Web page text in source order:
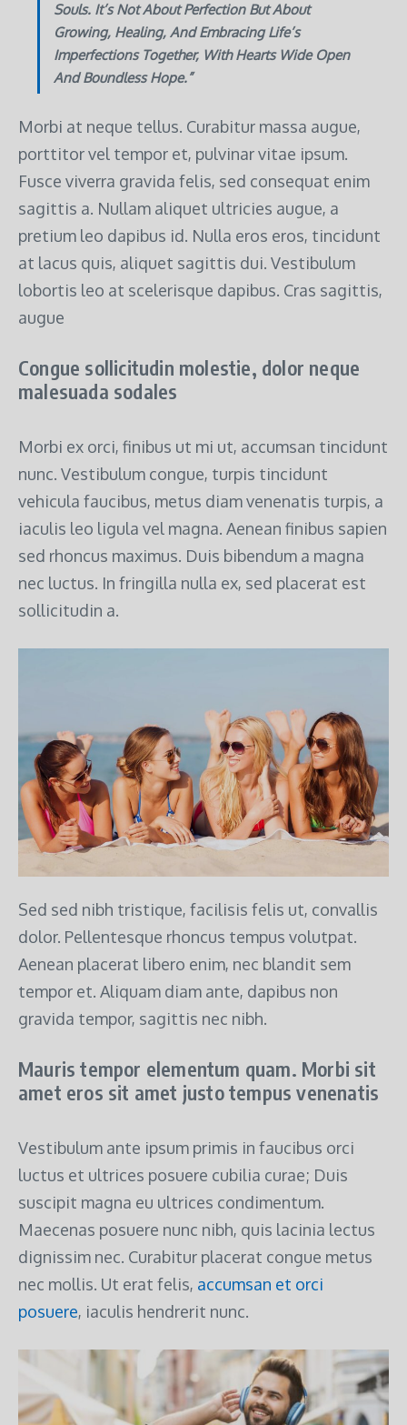
Souls. It’s Not About Perfection But About
Growing, Healing, And Embracing Life’s
Imperfections Together, With Hearts Wide Open
And Boundless Hope.”
Morbi at neque tellus. Curabitur massa augue,
porttitor vel tempor et, pulvinar vitae ipsum.
Fusce viverra gravida felis, sed consequat enim
sagittis a. Nullam aliquet ultricies augue, a
pretium leo dapibus id. Nulla eros eros, tincidunt
at lacus quis, aliquet sagittis dui. Vestibulum
lobortis leo at scelerisque dapibus. Cras sagittis,
augue
Congue sollicitudin molestie, dolor neque
malesuada sodales
Morbi ex orci, finibus ut mi ut, accumsan tincidunt
nunc. Vestibulum congue, turpis tincidunt
vehicula faucibus, metus diam venenatis turpis, a
iaculis leo ligula vel magna. Aenean finibus sapien
sed rhoncus maximus. Duis bibendum a magna
nec luctus. In fringilla nulla ex, sed placerat est
sollicitudin a.
Sed sed nibh tristique, facilisis felis ut, convallis
dolor. Pellentesque rhoncus tempus volutpat.
Aenean placerat libero enim, nec blandit sem
tempor et. Aliquam diam ante, dapibus non
gravida tempor, sagittis nec nibh.
Mauris tempor elementum quam. Morbi sit
amet eros sit amet justo tempus venenatis
Vestibulum ante ipsum primis in faucibus orci
luctus et ultrices posuere cubilia curae; Duis
suscipit magna eu ultrices condimentum.
Maecenas posuere nunc nibh, quis lacinia lectus
dignissim nec. Curabitur placerat congue metus
nec mollis. Ut erat felis, accumsan et orci
posuere, iaculis hendrerit nunc.